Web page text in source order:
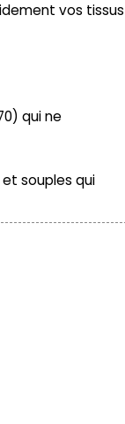
vos tissus
qui ne
souples qui